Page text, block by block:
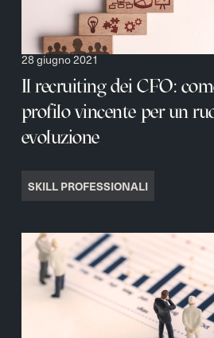
28 giugno 2021
Il recruiting dei CFO:
profilo vincente per un
evoluzione
SKILL PROFESSIONALI